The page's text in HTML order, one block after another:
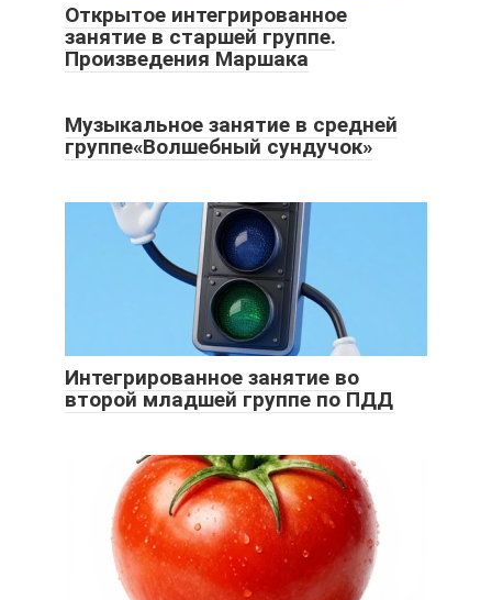
Открытое интегрированное
занятие в старшей группе.
Произведения Маршака
Музыкальное занятие в средней
группе«Волшебный сундучок»
Интегрированное занятие во
второй младшей группе по ПДД